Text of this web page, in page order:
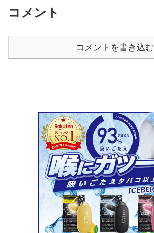
コメント
コメントを書き込む